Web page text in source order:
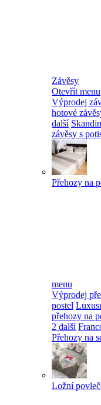
Závěsy
Otevřít menu
Výprodej
hotové
další
závěsy s
Přehozy na
menu
Výprodej
postel
přehozy na
2 další
Přehozy na
Ložní